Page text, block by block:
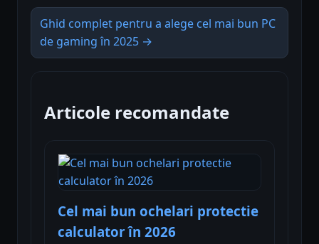
Ghid complet pentru a alege cel mai bun PC
de gaming în 2025 →
Articole recomandate
Cel mai bun ochelari protectie
calculator în 2026